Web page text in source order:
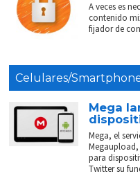
A veces es
contenido
fijador de
Celulares/
Mega
Mega, el
para
Twitter su